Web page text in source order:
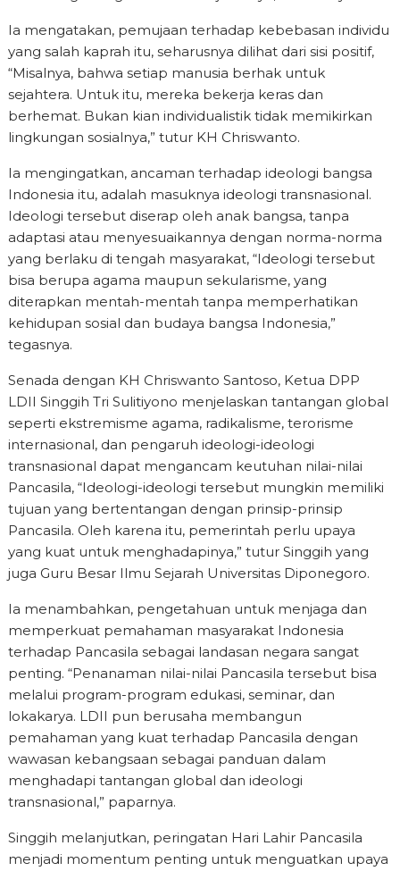
Ia mengatakan, pemujaan terhadap kebebasan individu
yang salah kaprah itu, seharusnya dilihat dari sisi positif,
“Misalnya, bahwa setiap manusia berhak untuk
sejahtera. Untuk itu, mereka bekerja keras dan
berhemat. Bukan kian individualistik tidak memikirkan
lingkungan sosialnya,” tutur KH Chriswanto.
Ia mengingatkan, ancaman terhadap ideologi bangsa
Indonesia itu, adalah masuknya ideologi transnasional.
Ideologi tersebut diserap oleh anak bangsa, tanpa
adaptasi atau menyesuaikannya dengan norma-norma
yang berlaku di tengah masyarakat, “Ideologi tersebut
bisa berupa agama maupun sekularisme, yang
diterapkan mentah-mentah tanpa memperhatikan
kehidupan sosial dan budaya bangsa Indonesia,”
tegasnya.
Senada dengan KH Chriswanto Santoso, Ketua DPP
LDII Singgih Tri Sulitiyono menjelaskan tantangan global
seperti ekstremisme agama, radikalisme, terorisme
internasional, dan pengaruh ideologi-ideologi
transnasional dapat mengancam keutuhan nilai-nilai
Pancasila, “Ideologi-ideologi tersebut mungkin memiliki
tujuan yang bertentangan dengan prinsip-prinsip
Pancasila. Oleh karena itu, pemerintah perlu upaya
yang kuat untuk menghadapinya,” tutur Singgih yang
juga Guru Besar Ilmu Sejarah Universitas Diponegoro.
Ia menambahkan, pengetahuan untuk menjaga dan
memperkuat pemahaman masyarakat Indonesia
terhadap Pancasila sebagai landasan negara sangat
penting. “Penanaman nilai-nilai Pancasila tersebut bisa
melalui program-program edukasi, seminar, dan
lokakarya. LDII pun berusaha membangun
pemahaman yang kuat terhadap Pancasila dengan
wawasan kebangsaan sebagai panduan dalam
menghadapi tantangan global dan ideologi
transnasional,” paparnya.
Singgih melanjutkan, peringatan Hari Lahir Pancasila
menjadi momentum penting untuk menguatkan upaya